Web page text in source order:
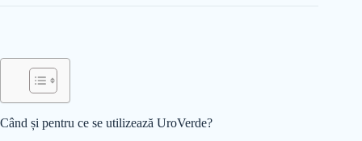
Când și pentru ce se utilizează UroVerde?